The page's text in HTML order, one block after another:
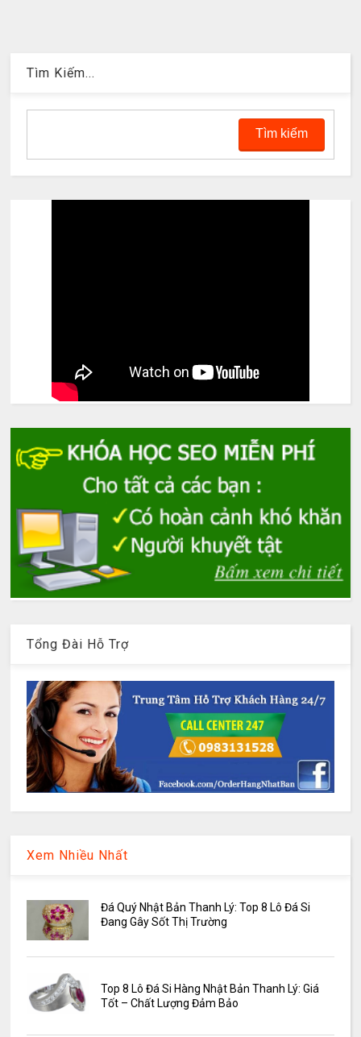
Tìm Kiếm...
Tổng Đài Hỗ Trợ
Xem Nhiều Nhất
Đá Quý Nhật Bản Thanh Lý: Top 8 Lô Đá Si
Đang Gây Sốt Thị Trường
Top 8 Lô Đá Si Hàng Nhật Bản Thanh Lý: Giá
Tốt – Chất Lượng Đảm Bảo